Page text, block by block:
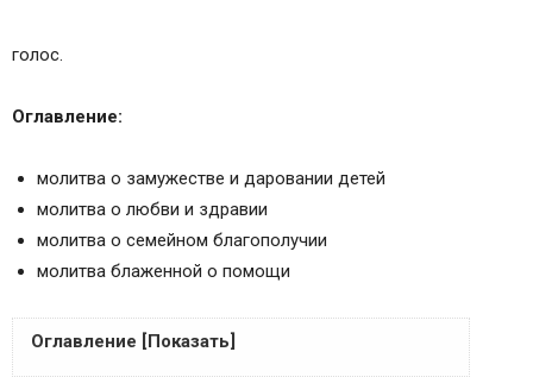
голос.
Оглавление:
молитва о замужестве и даровании детей
молитва о любви и здравии
молитва о семейном благополучии
молитва блаженной о помощи
Оглавление [Показать]